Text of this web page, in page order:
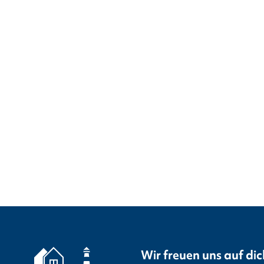
Wir freuen uns auf